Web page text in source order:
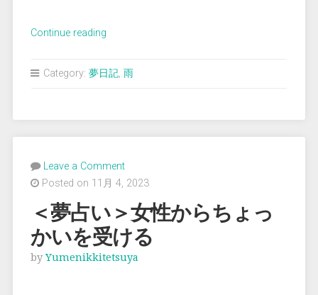
Continue reading“＜
占
以
前
め
て
会
社
を
Category: 夢日記, 雨
Leave a Comment
Posted on 11月 4, 2023
＜夢占い＞女性からちょっ
かいを受ける
byYumenikkitetsuya